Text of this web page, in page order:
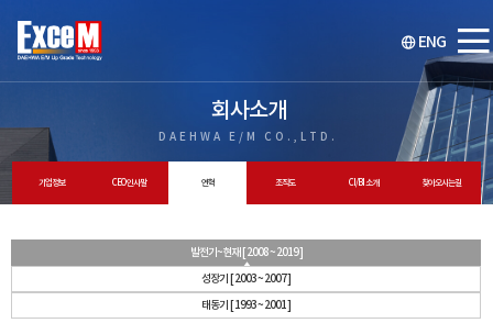
ENG
회사소개
DAEHWA E/M CO.,LTD.
기업정보 CEO 인사말 연혁 조직도 CI/BI 소개 찾아오시는길
발전기~현재 [ 2008 ~ 2019 ]
성장기 [ 2003 ~ 2007 ]
태동기 [ 1993 ~ 2001 ]